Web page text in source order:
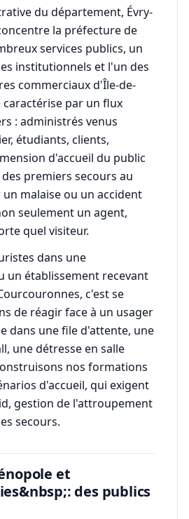
du département, Évry-
la préfecture de
services publics, un
institutionnels et l'un des
commerciaux d'Île-de-
caractérise par un flux
: administrés venus
étudiants, clients,
d'accueil du public
premiers secours au
malaise ou un accident
seulement un agent,
quel visiteur.
dans une
un établissement recevant
c'est se
de réagir face à un usager
dans une file d'attente, une
une détresse en salle
nos formations
d'accueil, qui exigent
gestion de l'attroupement
secours.
et
des publics